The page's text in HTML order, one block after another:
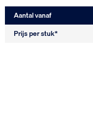
Aantal vanaf
Prijs per stuk*